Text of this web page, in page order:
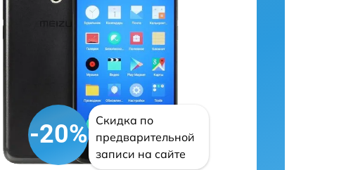
-20%
Скидка по
предварительной
записи на сайте